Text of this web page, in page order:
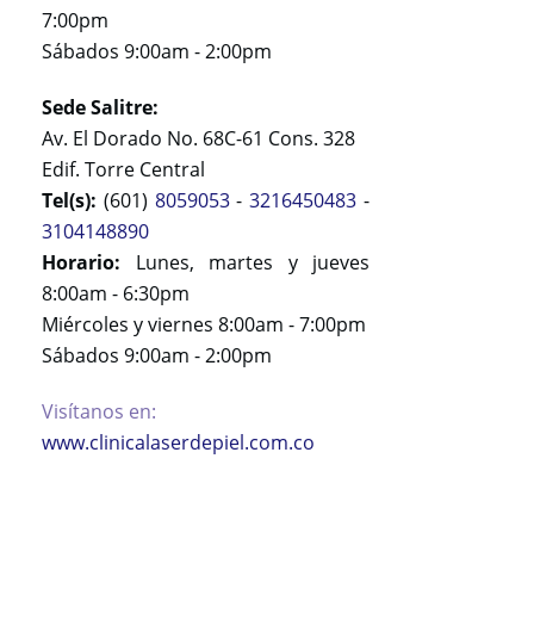
7:00pm
Sábados 9:00am - 2:00pm
Sede Salitre:
Av. El Dorado No. 68C-61 Cons. 328
Edif. Torre Central
Tel(s): (601) 8059053-3216450483 -
3104148890
Horario: Lunes, martes y jueves
8:00am - 6:30pm
Miércoles y viernes 8:00am - 7:00pm
Sábados 9:00am - 2:00pm
Visítanos en:
www.clinicalaserdepiel.com.co